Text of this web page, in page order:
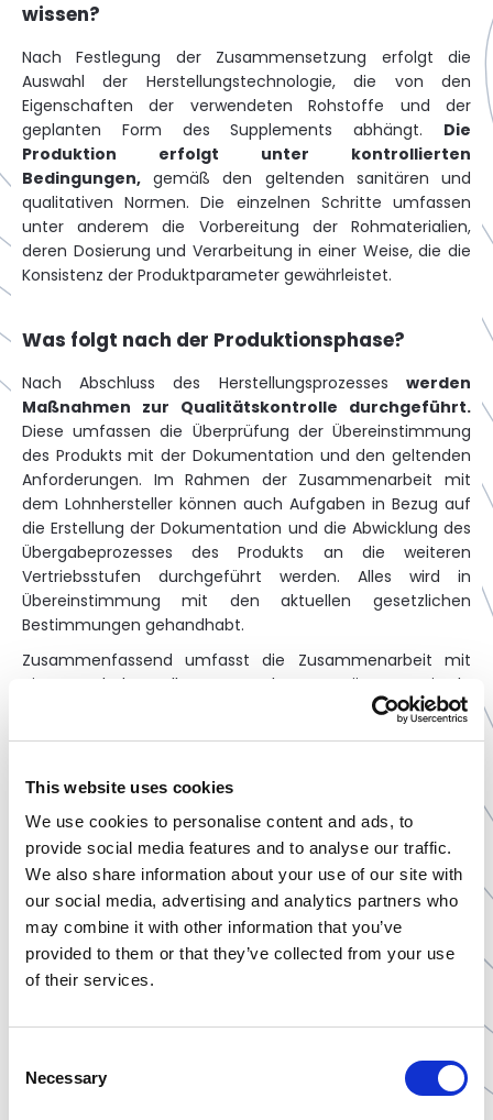
This website uses cookies
We use cookies to personalise content and ads, to
provide social media features and to analyse our traffic.
We also share information about your use of our site with
our social media, advertising and analytics partners who
may combine it with other information that you’ve
provided to them or that they’ve collected from your use
of their services.
Selection
Necessary
wissen?
Nach Festlegung der Zusammensetzung erfolgt die
Auswahl der Herstellungstechnologie, die von den
Eigenschaften der verwendeten Rohstoffe und der
geplanten Form des Supplements abhängt. Die
Produktion erfolgt unter kontrollierten
Bedingungen, gemäß den geltenden sanitären und
qualitativen Normen. Die einzelnen Schritte umfassen
unter anderem die Vorbereitung der Rohmaterialien,
deren Dosierung und Verarbeitung in einer Weise, die die
Konsistenz der Produktparameter gewährleistet.
Was folgt nach der Produktionsphase?
Nach Abschluss des Herstellungsprozesses werden
Maßnahmen zur Qualitätskontrolle durchgeführt.
Diese umfassen die Überprüfung der Übereinstimmung
des Produkts mit der Dokumentation und den geltenden
Anforderungen. Im Rahmen der Zusammenarbeit mit
dem Lohnhersteller können auch Aufgaben in Bezug auf
die Erstellung der Dokumentation und die Abwicklung des
Übergabeprozesses des Produkts an die weiteren
Vertriebsstufen durchgeführt werden. Alles wird in
Übereinstimmung mit den aktuellen gesetzlichen
Bestimmungen gehandhabt.
Zusammenfassend umfasst die Zusammenarbeit mit
einem Lohnhersteller von Nahrungsergänzungsmitteln
verschiedene Phasen der Vorbereitung und Herstellung
festgelegten Umfang. Die einzelnen Aktivitäten werden
unterliegen der Qualitätskontrolle. Dieses
Kooperationsmodell stellt eine der organisatorischen
Lösungen dar, die bei der Markteinführung von
Nahrungsergänzungsmitteln angewandt werden.
Wie verläuft der Produktionsprozess von